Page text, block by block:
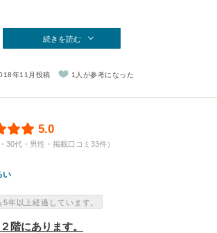
続きを読む
年11月投稿 1人が参考になった
5.0
30代・男性・掲載口コミ33件）
い
年以上経過しています。
階にあります。